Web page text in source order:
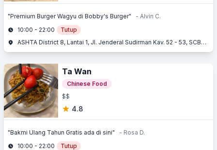
"Premium Burger Wagyu di Bobby's Burger"
- Alvin C.
10:00 - 22:00
Tutup
ASHTA District 8, Lantai 1, Jl. Jenderal Sudirman Kav. 52 - 53, SCBD, Kebayoran Baru, Jakarta Selatan, Jakarta
Ta Wan
Chinese Food
$$
4.8
"Bakmi Ulang Tahun Gratis ada di sini"
- Rosa D.
10:00 - 22:00
Tutup